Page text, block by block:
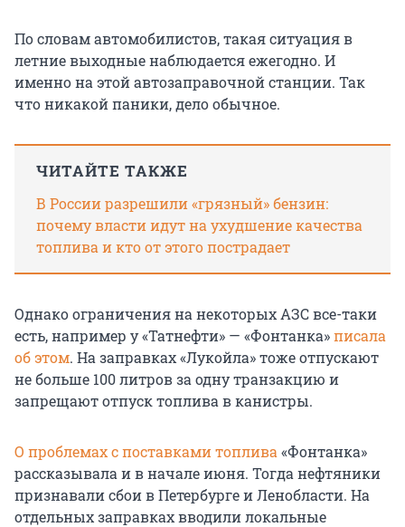
По словам автомобилистов, такая ситуация в
летние выходные наблюдается ежегодно. И
именно на этой автозаправочной станции. Так
что никакой паники, дело обычное.
ЧИТАЙТЕ ТАКЖЕ
В России разрешили «грязный» бензин:
почему власти идут на ухудшение качества
топлива и кто от этого пострадает
Однако ограничения на некоторых АЗС все-таки
есть, например у «Татнефти» — «Фонтанка»писала
об этом. На заправках «Лукойла» тоже отпускают
не больше 100 литров за одну транзакцию и
запрещают отпуск топлива в канистры.
О проблемах с поставками топлива «Фонтанка»
рассказывала и в начале июня. Тогда нефтяники
признавали сбои в Петербурге и Ленобласти. На
отдельных заправках вводили локальные